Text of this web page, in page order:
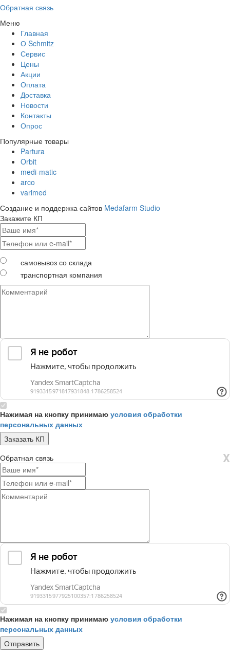
Обратная связь
Меню
Главная
О Schmitz
Сервис
Цены
Акции
Оплата
Доставка
Новости
Контакты
Опрос
Популярные товары
Partura
Orbit
medi-matic
arco
varimed
Создание и поддержка сайтов Medafarm Studio
Закажите КП
самовывоз со склада
транспортная компания
Нажимая на кнопку принимаю условия обработки
персональных данных
X
Обратная связь
Нажимая на кнопку принимаю условия обработки
персональных данных